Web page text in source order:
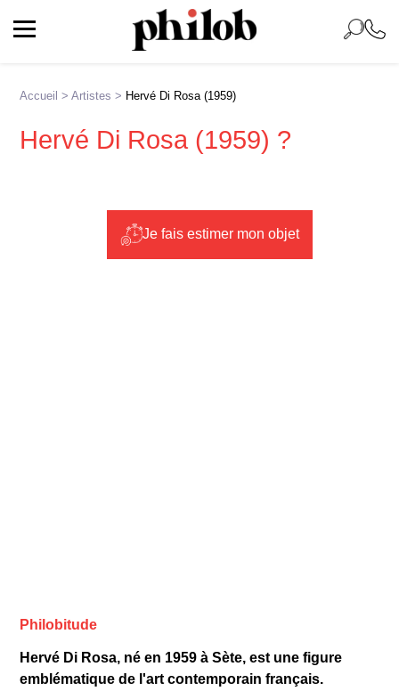
Accueil >Artistes > Hervé Di Rosa (1959)
Hervé Di Rosa (1959) ?
Je fais estimer mon objet
Philobitude
Hervé Di Rosa, né en 1959 à Sète, est une figure
emblématique de l'art contemporain français.